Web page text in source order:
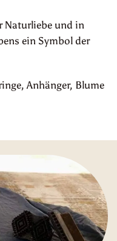
Naturliebe und in
ein Symbol der
Anhänger, Blume